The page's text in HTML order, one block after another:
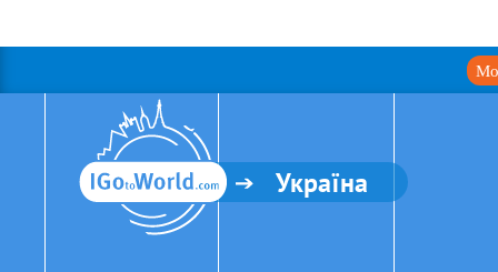
Україна